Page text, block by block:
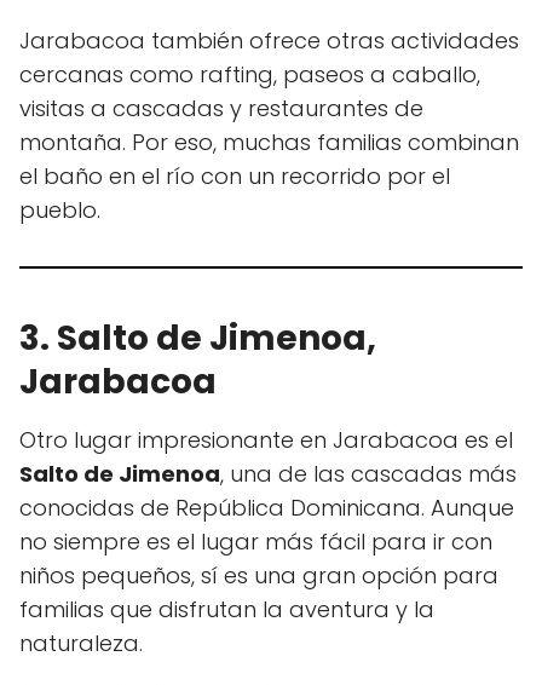
Jarabacoa también ofrece otras actividades
cercanas como rafting, paseos a caballo,
visitas a cascadas y restaurantes de
montaña. Por eso, muchas familias combinan
el baño en el río con un recorrido por el
pueblo.
3. Salto de Jimenoa,
Jarabacoa
Otro lugar impresionante en Jarabacoa es el
Salto de Jimenoa, una de las cascadas más
conocidas de República Dominicana. Aunque
no siempre es el lugar más fácil para ir con
niños pequeños, sí es una gran opción para
familias que disfrutan la aventura y la
naturaleza.